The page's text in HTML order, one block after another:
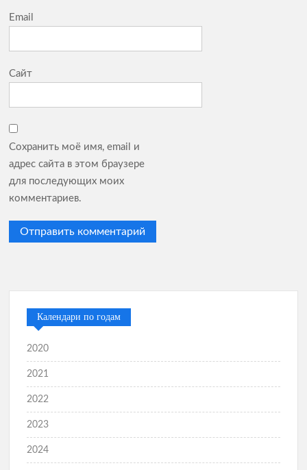
Email
Сайт
Сохранить моё имя, email и
адрес сайта в этом браузере
для последующих моих
комментариев.
Календари по годам
2020
2021
2022
2023
2024